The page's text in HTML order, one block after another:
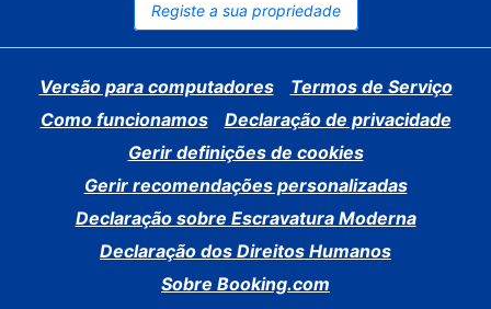
Registe a sua propriedade
Versão para computadores
Termos de Serviço
Como funcionamos
Declaração de privacidade
Gerir definições de cookies
Gerir recomendações personalizadas
Declaração sobre Escravatura Moderna
Declaração dos Direitos Humanos
Sobre Booking.com